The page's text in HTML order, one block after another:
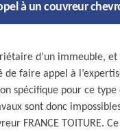
à un couvreur
d’un immeuble,
de faire appel à
spécifique pour ce type
sont donc
FRANCE TOITURE.